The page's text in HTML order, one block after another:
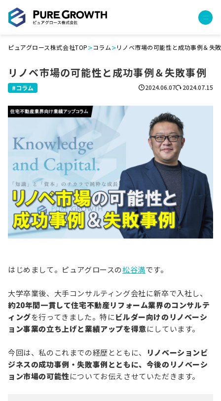
経営コンサルティング
PGハウス（住宅フランチャイズ）
採用チャンネル作成
成功報酬型コストダウン
成長ビルダー視察会・勉強会
土地・顧客管理システム
プロジェクト事例
クライアントボイス
お役立ち情報
コラム
メンバー紹介
会社概要
資料ダウンロード
ピュアグロース株式会社TOP>コラム>リノベ市場の可能性と成功事例＆失
リノベ市場の可能性と成功事例＆失敗事例
2024.06.07 2024.07.15
コラム
はじめまして。ピュアグロースの松谷満です。
大学卒業後、大手コンサルティング会社に新卒で入社し、
約20年間一貫して住宅不動産リフォーム業界のコンサルテ
ィングを行ってきました。特にビルダー向けのリノベーシ
ョン事業の立ち上げと業績アップを得意にしています。
今回は、私のこれまでの経歴とともに、
リノベーションビ
ジネスの成功事例・失敗事例とともに、今後のリノベーシ
ョン市場の可能性についてお伝えさせていただきます。